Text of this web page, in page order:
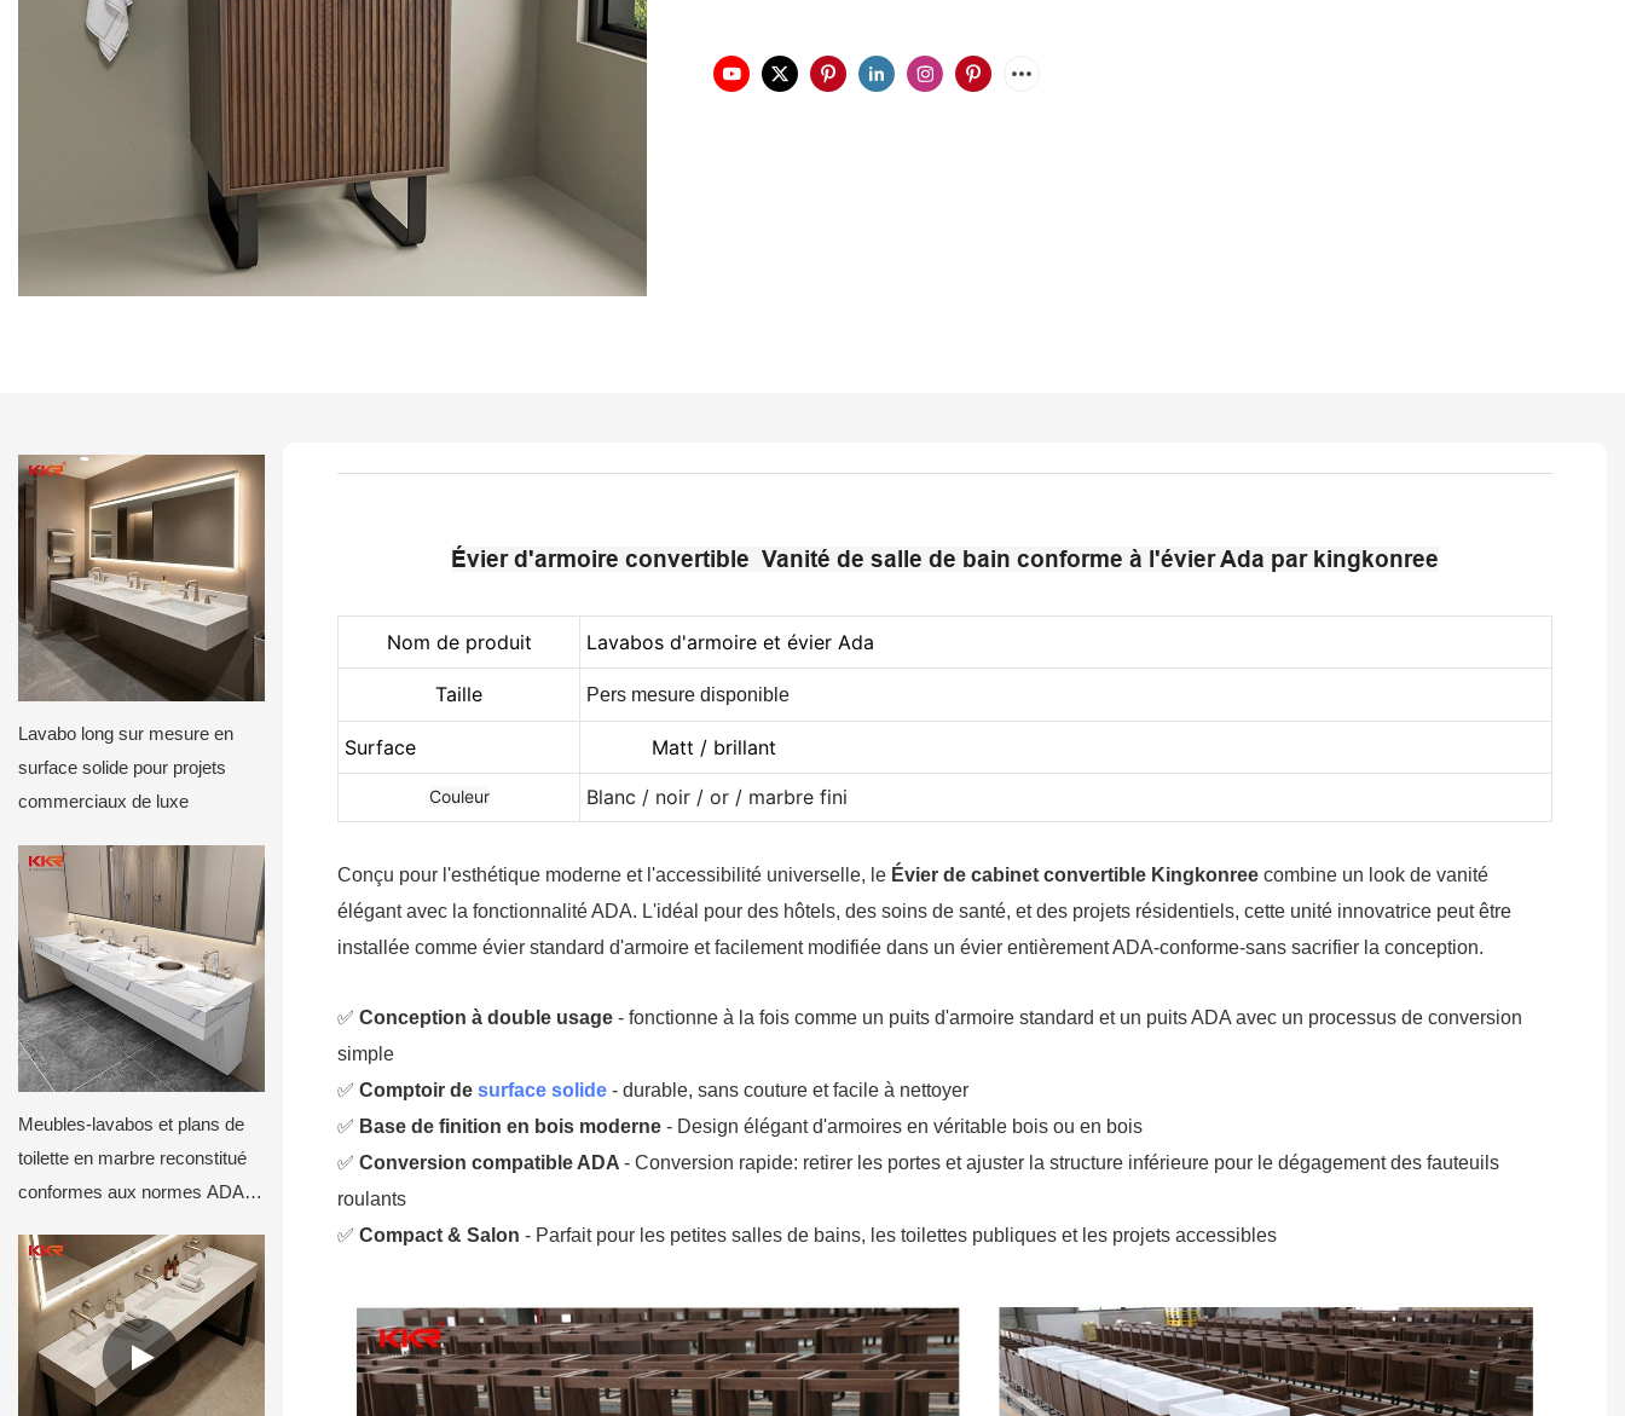
Lavabo long sur mesure en
surface solide pour projets
commerciaux de luxe
Meubles-lavabos et plans de
toilette en marbre reconstitué
conformes aux normes ADA
Évier d'armoire convertible Vanité de salle de bain conforme à l'évier Ada par kingkonree
Nom de produit Lavabos d'armoire et évier Ada
Taille Pers mesure disponible
Surface Matt / brillant
Couleur Blanc / noir / or / marbre fini
Conçu pour l'esthétique moderne et l'accessibilité universelle, le Évier de cabinet convertible Kingkonree combine un look de vanité
élégant avec la fonctionnalité ADA. L'idéal pour des hôtels, des soins de santé, et des projets résidentiels, cette unité innovatrice peut être
installée comme évier standard d'armoire et facilement modifiée dans un évier entièrement ADA-conforme-sans sacrifier la conception.
✅ Conception à double usage - fonctionne à la fois comme un puits d'armoire standard et un puits ADA avec un processus de conversion
simple
✅ Comptoir de surface solide - durable, sans couture et facile à nettoyer
✅ Base de finition en bois moderne - Design élégant d'armoires en véritable bois ou en bois
✅ Conversion compatible ADA - Conversion rapide: retirer les portes et ajuster la structure inférieure pour le dégagement des fauteuils
roulants
✅ Compact & Salon - Parfait pour les petites salles de bains, les toilettes publiques et les projets accessibles